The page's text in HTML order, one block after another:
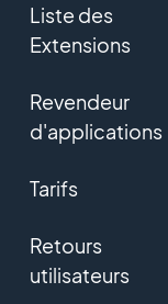
Liste des
Extensions
Revendeur
d'applications
Tarifs
Retours
utilisateurs